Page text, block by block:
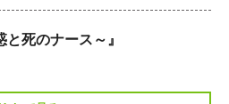
と死のナース～』